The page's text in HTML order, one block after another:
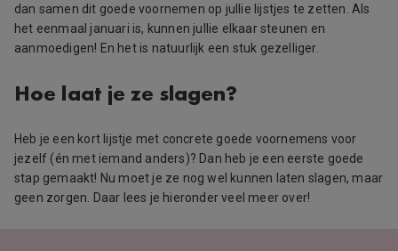
dan samen dit goede voornemen op jullie lijstjes te zetten. Als
het eenmaal januari is, kunnen jullie elkaar steunen en
aanmoedigen! En het is natuurlijk een stuk gezelliger.
Hoe laat je ze slagen?
Heb je een kort lijstje met concrete goede voornemens voor
jezelf (én met iemand anders)? Dan heb je een eerste goede
stap gemaakt! Nu moet je ze nog wel kunnen laten slagen, maar
geen zorgen. Daar lees je hieronder veel meer over!